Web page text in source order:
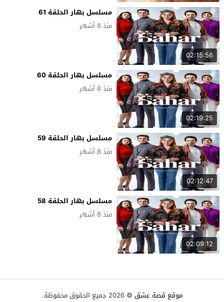
02:15:56
مسلسل بهار الحلقة 61
منذ 8 أشهر
02:19:25
مسلسل بهار الحلقة 60
منذ 8 أشهر
02:12:47
مسلسل بهار الحلقة 59
منذ 8 أشهر
02:09:12
مسلسل بهار الحلقة 58
منذ 8 أشهر
موقع قصة عشق © 2026 جميع الحقوق محفوظة.